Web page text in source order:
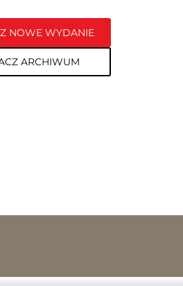
NOWE WYDANIE
ARCHIWUM